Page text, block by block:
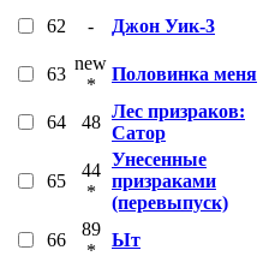
62 - Джон Уик-3
63
new
*
Половинка меня
64 48
Лес призраков:
Сатор
65
44
*
Унесенные
призраками
(перевыпуск)
66
89
*
Ыт